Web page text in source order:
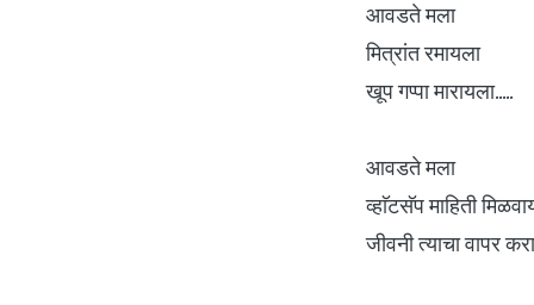
आवडते मला
मित्रांत रमायला
खूप गप्पा मारायला.....
आवडते मला
व्हाॅटसॅप माहिती
जीवनी त्याचा वापर